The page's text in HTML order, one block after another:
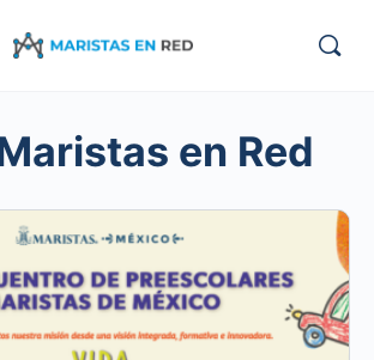
en Red